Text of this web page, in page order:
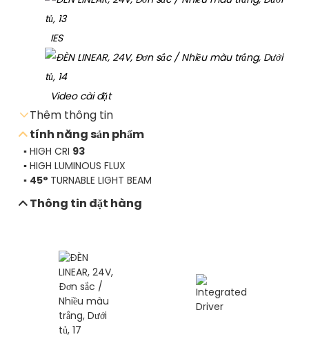
IES
Video cài đặt
Thêm thông tin
Gửi email yêu cầu
Tải xuống bảng dữ liệu
tính năng sản phẩm
▪ HIGH CRI 93
▪ HIGH LUMINOUS FLUX
▪ 45° TURNABLE LIGHT BEAM
Thông tin đặt hàng